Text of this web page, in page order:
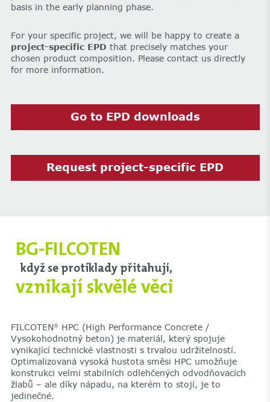
basis in the early planning phase.
For your specific project, we will be happy to create a
project-specific EPD that precisely matches your
chosen product composition. Please contact us directly
for more information.
Go to EPD downloads
Request project-specific EPD
BG-FILCOTEN
když se protiklady přitahují,
vznikají skvělé věci
FILCOTEN®HPC (High Performance Concrete /
Vysokohodnotný beton) je materiál, který spojuje
vynikající technické vlastnosti s trvalou udržitelností.
Optimalizovaná vysoká hustota směsi HPC umožňuje
konstrukci velmi stabilních odlehčených odvodňovacích
žlabů – ale díky nápadu, na kterém to stojí, je to
jedinečné.